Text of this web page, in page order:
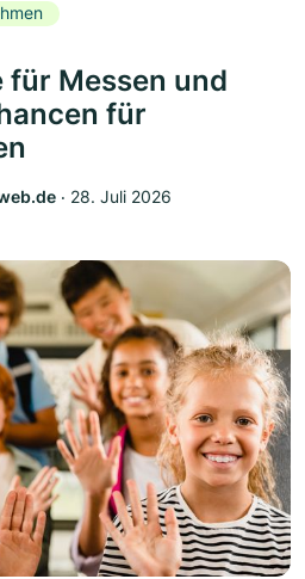
Messen und
für
‧ 28. Juli 2026